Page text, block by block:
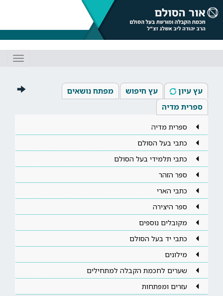
עץ עיון עץ חיפוש
מפתח נושאים
ספרית מדיה
ספרית מדיה
כתבי בעל הסולם
כתבי תלמידי בעל הסולם
ספר הזהר
כתבי הארי
ספר היצירה
מקובלים נוספים
כתבי יד בעל הסולם
מילונים
שערים לחכמת הקבלה למתחילים
עזרים ומפתחות